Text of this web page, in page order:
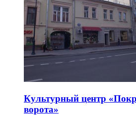
Культурный центр
ворота»